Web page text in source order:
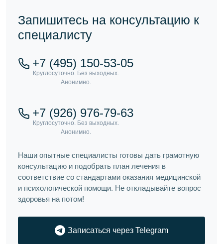
Запишитесь на консультацию к
специалисту
+7 (495) 150-53-05
+7 (926) 976-79-63
Наши опытные специалисты готовы дать грамотную
консультацию и подобрать план лечения в
соответствие со стандартами оказания медицинской
и психологической помощи. Не откладывайте вопрос
здоровья на потом!
Записаться через Telegram